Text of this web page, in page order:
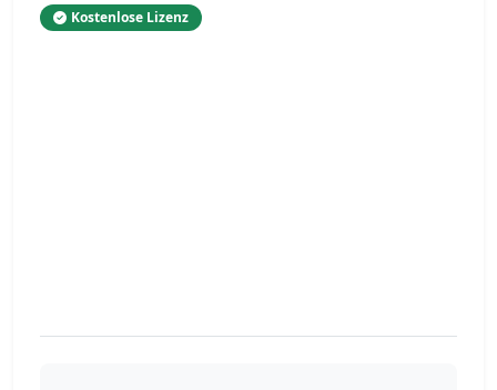
Kostenlose Lizenz